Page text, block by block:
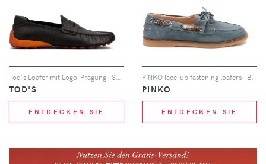
Tod's Loafer mit Logo-Prägung - Schwarz
TOD'S
ENTDECKEN SIE
PINKO lace-up fastening loafers - Blau
PINKO
ENTDECKEN SIE